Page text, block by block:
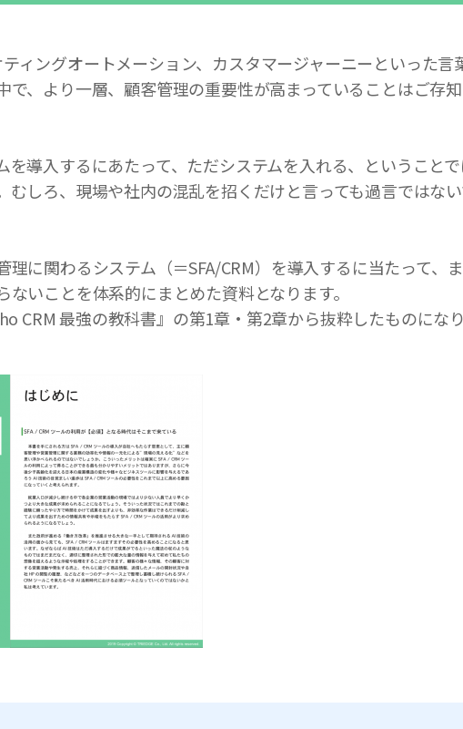
ティングオートメーション、カスタマージャーニーといった言
で、より一層、顧客管理の重要性が高まっていることはご存
を導入するにあたって、ただシステムを入れる、ということ
むしろ、現場や社内の混乱を招くだけと言っても過言ではな
に関わるシステム（＝SFA/CRM）を導入するに当たって、
いことを体系的にまとめた資料となります。
CRM 最強の教科書』の第1章・第2章から抜粋したものにな